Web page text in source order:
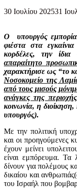
30 Ιουλίου 202531
Ο υπουργός
φιέστα στα
κορδέλες, την
απαραίτητο
χαρακτήρισε ως “το
Νοσοκομείο της
από τους μισούς
ανάγκες της περιοχής
κοινωνία, η
υπουργός).
Με την πολιτική
και οι προηγούμενες
έχουν μείνει
είναι εμπόρευμα. Τα
δίνουν για πολέμους
δικαίου και
του Ισραήλ που